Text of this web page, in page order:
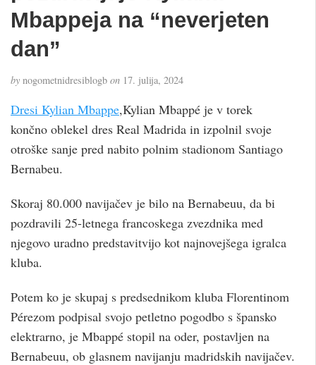
Mbappeja na “neverjeten
dan”
by nogometnidresiblogb on 17. julija, 2024
Dresi Kylian Mbappe,Kylian Mbappé je v torek
končno oblekel dres Real Madrida in izpolnil svoje
otroške sanje pred nabito polnim stadionom Santiago
Bernabeu.
Skoraj 80.000 navijačev je bilo na Bernabeuu, da bi
pozdravili 25-letnega francoskega zvezdnika med
njegovo uradno predstavitvijo kot najnovejšega igralca
kluba.
Potem ko je skupaj s predsednikom kluba Florentinom
Pérezom podpisal svojo petletno pogodbo s špansko
elektrarno, je Mbappé stopil na oder, postavljen na
Bernabeuu, ob glasnem navijanju madridskih navijačev.